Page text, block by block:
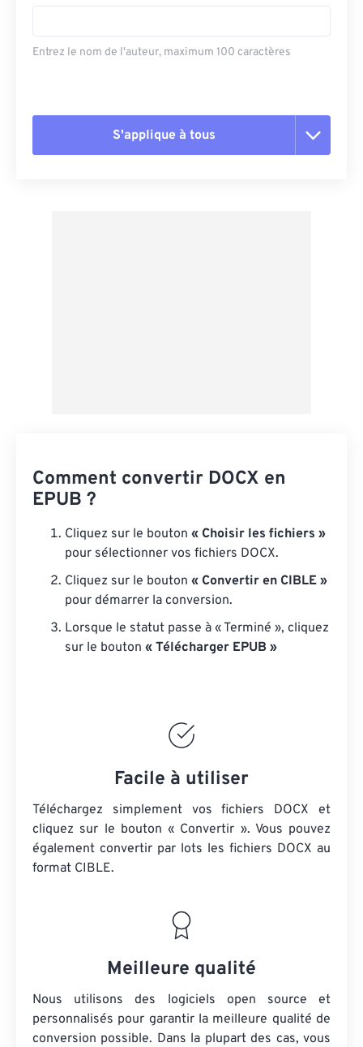
Entrez le nom de l'auteur, maximum 100 caractères
S'applique à tous
Comment convertir DOCX en
EPUB ?
Cliquez sur le bouton « Choisir les fichiers »
pour sélectionner vos fichiers DOCX.
Cliquez sur le bouton « Convertir en CIBLE »
pour démarrer la conversion.
Lorsque le statut passe à « Terminé », cliquez
sur le bouton « Télécharger EPUB »
Facile à utiliser
Téléchargez simplement vos fichiers DOCX et
cliquez sur le bouton « Convertir ». Vous pouvez
également convertir par lots les fichiers DOCX au
format CIBLE.
Meilleure qualité
Nous utilisons des logiciels open source et
personnalisés pour garantir la meilleure qualité de
conversion possible. Dans la plupart des cas, vous